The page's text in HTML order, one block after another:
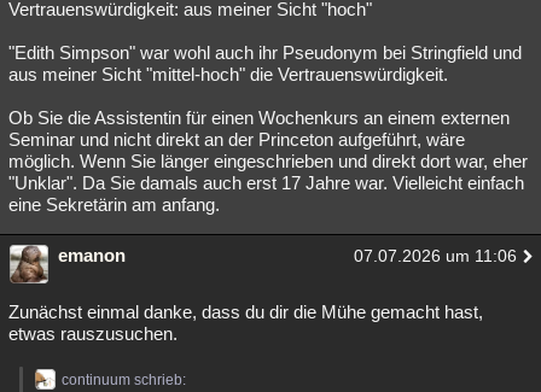
Vertrauenswürdigkeit: aus meiner Sicht "hoch"
"Edith Simpson" war wohl auch ihr Pseudonym bei Stringfield und
aus meiner Sicht "mittel-hoch" die Vertrauenswürdigkeit.
Ob Sie die Assistentin für einen Wochenkurs an einem externen
Seminar und nicht direkt an der Princeton aufgeführt, wäre
möglich. Wenn Sie länger eingeschrieben und direkt dort war, eher
"Unklar". Da Sie damals auch erst 17 Jahre war. Vielleicht einfach
eine Sekretärin am anfang.
emanon 07.07.2026 um 11:06
Zunächst einmal danke, dass du dir die Mühe gemacht hast,
etwas rauszusuchen.
continuum schrieb: